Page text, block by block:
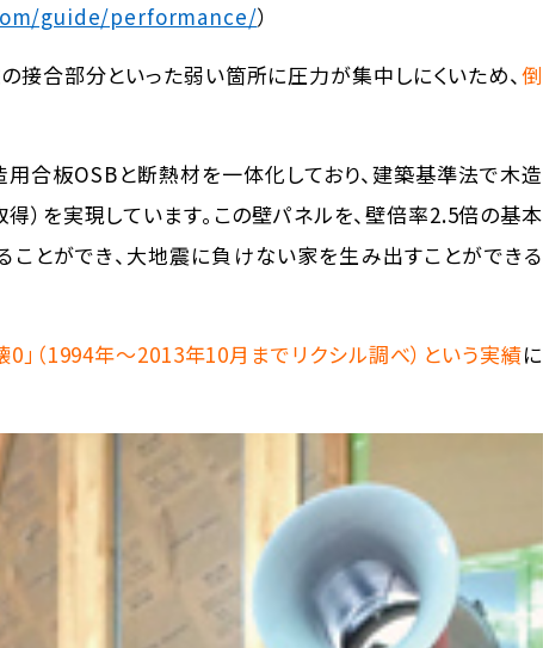
guide/performance/）
の接合部分といった弱い箇所に圧力が集中しにくいため、倒
合板OSBと断熱材を一体化しており、建築基準法で木造
）を実現しています。この壁パネルを、壁倍率2.5倍の基本
とができ、大地震に負けない家を生み出すことができる
0」（1994年〜2013年10月までリクシル調べ）という実績に